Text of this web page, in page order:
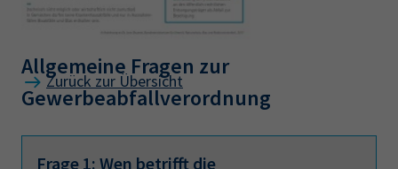
Zurück zur Übersicht
Allgemeine Fragen zur
Gewerbeabfallverordnung
Frage 1: Wen betrifft die